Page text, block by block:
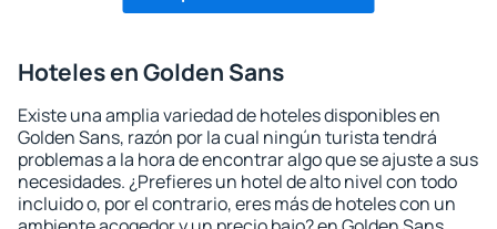
Hoteles en Golden Sans
Existe una amplia variedad de hoteles disponibles en
Golden Sans, razón por la cual ningún turista tendrá
problemas a la hora de encontrar algo que se ajuste a sus
necesidades. ¿Prefieres un hotel de alto nivel con todo
incluido o, por el contrario, eres más de hoteles con un